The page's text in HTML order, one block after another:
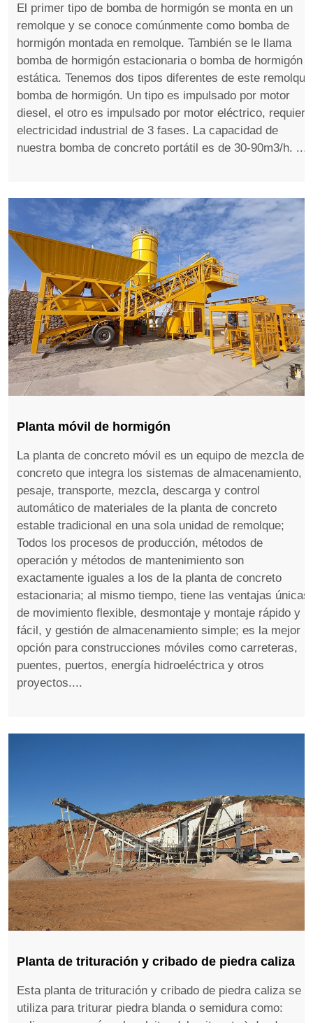
El primer tipo de bomba de hormigón se monta en un
remolque y se conoce comúnmente como bomba de
hormigón montada en remolque. También se le llama
bomba de hormigón estacionaria o bomba de hormigón
estática. Tenemos dos tipos diferentes de este remolque
bomba de hormigón. Un tipo es impulsado por motor
diesel, el otro es impulsado por motor eléctrico, requiere
electricidad industrial de 3 fases. La capacidad de
nuestra bomba de concreto portátil es de 30-90m3/h. ...
Planta móvil de hormigón
La planta de concreto móvil es un equipo de mezcla de
concreto que integra los sistemas de almacenamiento,
pesaje, transporte, mezcla, descarga y control
automático de materiales de la planta de concreto
estable tradicional en una sola unidad de remolque;
Todos los procesos de producción, métodos de
operación y métodos de mantenimiento son
exactamente iguales a los de la planta de concreto
estacionaria; al mismo tiempo, tiene las ventajas únicas
de movimiento flexible, desmontaje y montaje rápido y
fácil, y gestión de almacenamiento simple; es la mejor
opción para construcciones móviles como carreteras,
puentes, puertos, energía hidroeléctrica y otros
proyectos....
Planta de trituración y cribado de piedra caliza
Esta planta de trituración y cribado de piedra caliza se
utiliza para triturar piedra blanda o semidura como: